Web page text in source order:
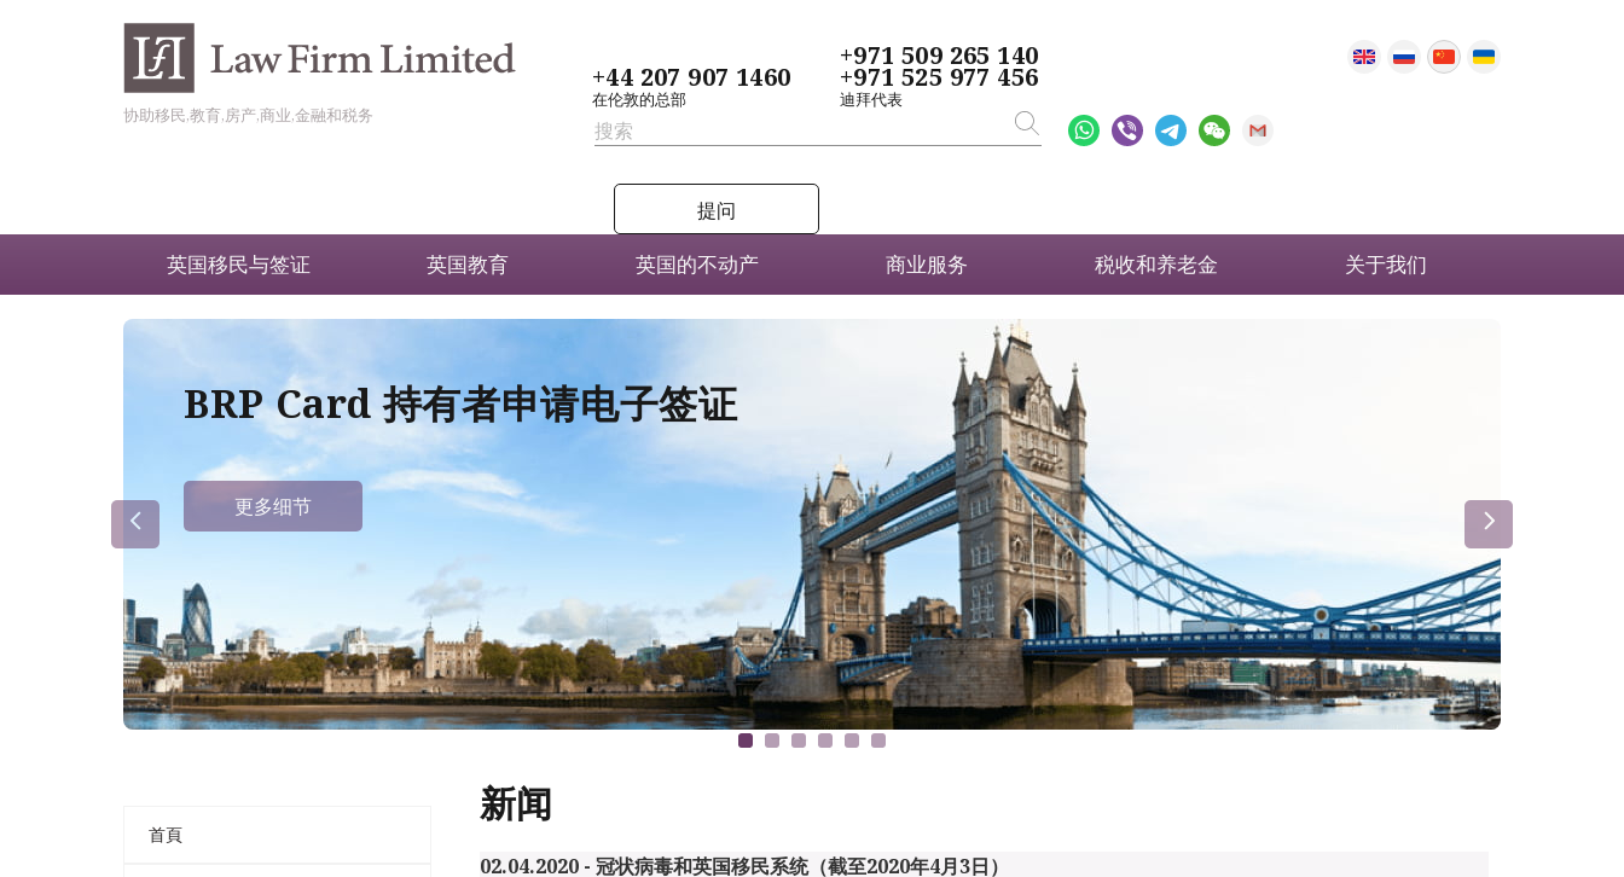
协助移民,教育,房产,商业,金融和税务
+44 207 907 1460
在伦敦的总部
+971 509 265 140
+971 525 977 456
迪拜代表
提问
英国移民与签证 英国教育 英国的不动产 商业服务 税收和养老金 关于我们
BRP Card 持有者申请电子签证
更多细节
首頁
新闻
02.04.2020 - 冠状病毒和英国移民系统（截至2020年4月3日）